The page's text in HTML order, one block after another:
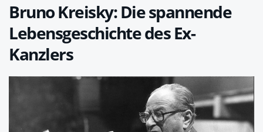
Bruno Kreisky: Die spannende
Lebensgeschichte des Ex-
Kanzlers